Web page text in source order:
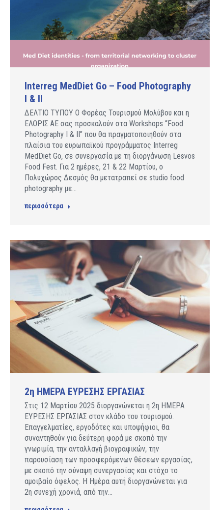
Interreg MedDiet Go – Food Photography
I & II
ΔΕΛΤΙΟ ΤΥΠΟΥ Ο Φορέας Τουρισμού Μολύβου και η
ΕΛΟΡΙΣ ΑΕ σας προσκαλούν στα Workshops “Food
Photography Ι & ΙΙ” που θα πραγματοποιηθούν στα
πλαίσια του ευρωπαϊκού προγράμματος Interreg
MedDiet Go, σε συνεργασία με τη διοργάνωση Lesvos
Food Fest. Για 2 ημέρες, 21 & 22 Μαρτίου, ο
Πολυχώρος Δεσμός θα μετατραπεί σε studio food
photography με…
περισσότερα
2η ΗΜΕΡΑ ΕΥΡΕΣΗΣ ΕΡΓΑΣΙΑΣ
Στις 12 Μαρτίου 2025 διοργανώνεται η 2η ΗΜΕΡΑ
ΕΥΡΕΣΗΣ ΕΡΓΑΣΙΑΣ στον κλάδο του τουρισμού.
Επαγγελματίες, εργοδότες και υποψήφιοι, θα
συναντηθούν για δεύτερη φορά με σκοπό την
γνωριμία, την ανταλλαγή βιογραφικών, την
παρουσίαση των προσφερόμενων θέσεων εργασίας,
με σκοπό την σύναψη συνεργασίας και στόχο το
αμοιβαίο όφελος. Η Ημέρα αυτή διοργανώνεται για
2η συνεχή χρονιά, από την…